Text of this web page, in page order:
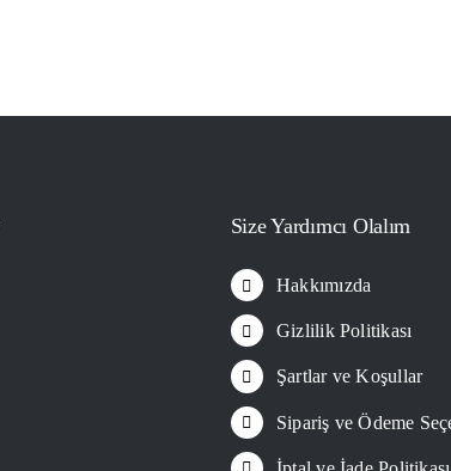
Size Yardımcı Olalım
Hakkımızda
Gizlilik Politikası
Şartlar ve Koşullar
Sipariş ve Ödeme